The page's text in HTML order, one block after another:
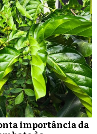
importância da